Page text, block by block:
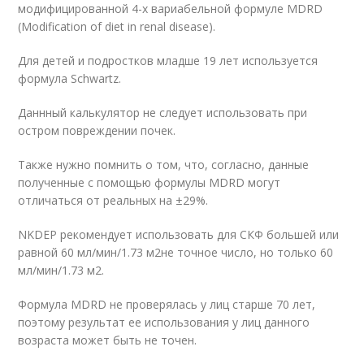
модифицированной 4-х вариабельной формуле MDRD
(Modification of diet in renal disease).
Для детей и подростков младше 19 лет используется
формула Schwartz.
Даннный калькулятор не следует использовать при
остром повреждении почек.
Также нужно помнить о том, что, согласно, данные
полученные с помощью формулы MDRD могут
отличаться от реальных на ±29%.
NKDEP рекомендует использовать для СКФ большей или
равной 60 мл/мин/1.73 м2не точное число, но только 60
мл/мин/1.73 м2.
Формула MDRD не проверялась у лиц старше 70 лет,
поэтому результат ее использования у лиц данного
возраста может быть не точен.